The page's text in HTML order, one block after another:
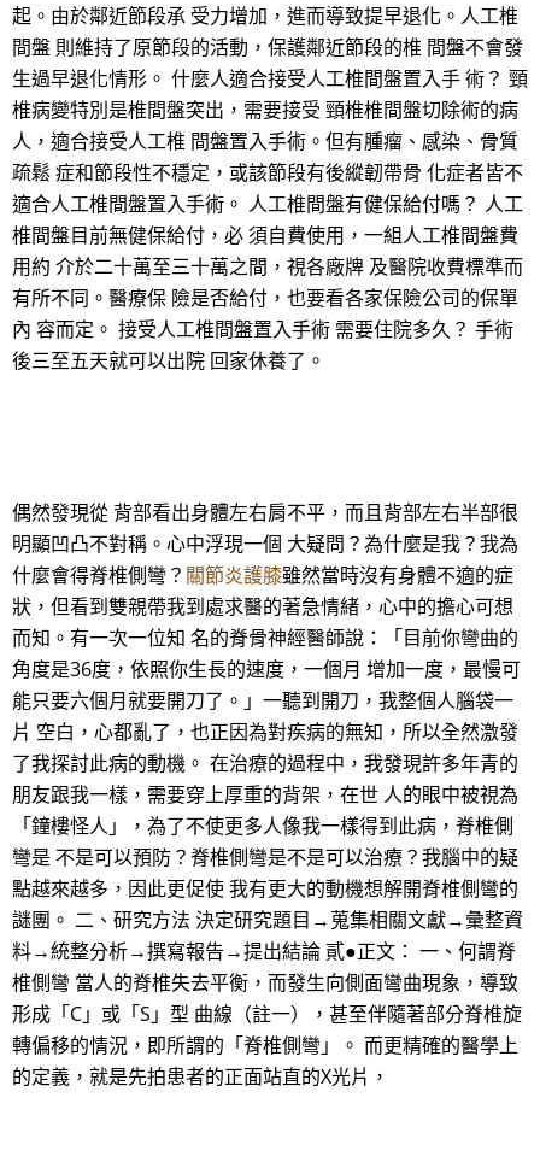
起。由於鄰近節段承 受力增加，進而導致提早退化。人工椎
間盤 則維持了原節段的活動，保護鄰近節段的椎 間盤不會發
生過早退化情形。 什麼人適合接受人工椎間盤置入手 術？ 頸
椎病變特別是椎間盤突出，需要接受 頸椎椎間盤切除術的病
人，適合接受人工椎 間盤置入手術。但有腫瘤、感染、骨質
疏鬆 症和節段性不穩定，或該節段有後縱韌帶骨 化症者皆不
適合人工椎間盤置入手術。 人工椎間盤有健保給付嗎？ 人工
椎間盤目前無健保給付，必 須自費使用，一組人工椎間盤費
用約 介於二十萬至三十萬之間，視各廠牌 及醫院收費標準而
有所不同。醫療保 險是否給付，也要看各家保險公司的保單
內 容而定。 接受人工椎間盤置入手術 需要住院多久？ 手術
後三至五天就可以出院 回家休養了。
偶然發現從 背部看出身體左右肩不平，而且背部左右半部很
明顯凹凸不對稱。心中浮現一個 大疑問？為什麼是我？我為
什麼會得脊椎側彎？ 關節炎護膝雖然當時沒有身體不適的症
狀，但看到雙親帶我到處求醫的著急情緒，心中的擔心可想
而知。有一次一位知 名的脊骨神經醫師說：「目前你彎曲的
角度是36度，依照你生長的速度，一個月 增加一度，最慢可
能只要六個月就要開刀了。」一聽到開刀，我整個人腦袋一
片 空白，心都亂了，也正因為對疾病的無知，所以全然激發
了我探討此病的動機。 在治療的過程中，我發現許多年青的
朋友跟我一樣，需要穿上厚重的背架，在世 人的眼中被視為
「鐘樓怪人」，為了不使更多人像我一樣得到此病，脊椎側
彎是 不是可以預防？脊椎側彎是不是可以治療？我腦中的疑
點越來越多，因此更促使 我有更大的動機想解開脊椎側彎的
謎團。 二、研究方法 決定研究題目→蒐集相關文獻→彙整資
料→統整分析→撰寫報告→提出結論 貳●正文： 一、何謂脊
椎側彎 當人的脊椎失去平衡，而發生向側面彎曲現象，導致
形成「C」或「S」型 曲線（註一），甚至伴隨著部分脊椎旋
轉偏移的情況，即所謂的「脊椎側彎」。 而更精確的醫學上
的定義，就是先拍患者的正面站直的X光片，